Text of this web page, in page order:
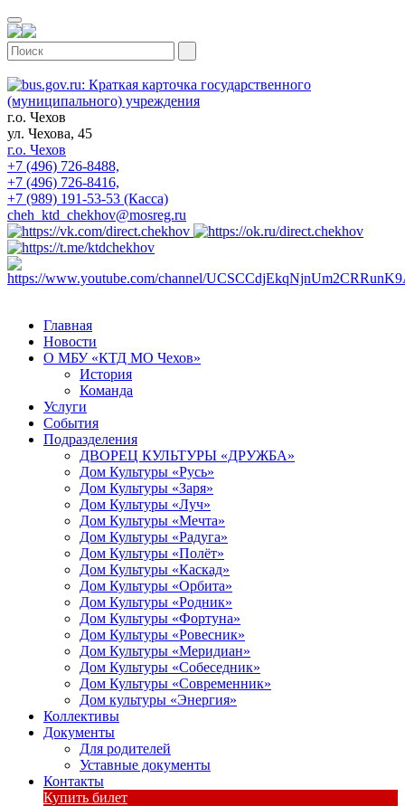
г.о. Чехов
ул. Чехова, 45
г.о. Чехов
+7 (496) 726-8488,
+7 (496) 726-8416,
+7 (989) 191-53-53 (Касса)
cheh_ktd_chekhov@mosreg.ru
Главная
Новости
О МБУ «КТД МО Чехов»
История
Команда
Услуги
События
Подразделения
ДВОРЕЦ КУЛЬТУРЫ «ДРУЖБА»
Дом Культуры «Русь»
Дом Культуры «Заря»
Дом Культуры «Луч»
Дом Культуры «Мечта»
Дом Культуры «Радуга»
Дом Культуры «Полёт»
Дом Культуры «Каскад»
Дом Культуры «Орбита»
Дом Культуры «Родник»
Дом Культуры «Фортуна»
Дом Культуры «Ровесник»
Дом Культуры «Меридиан»
Дом Культуры «Собеседник»
Дом Культуры «Современник»
Дом культуры «Энергия»
Коллективы
Документы
Для родителей
Уставные документы
Контакты
Купить билет